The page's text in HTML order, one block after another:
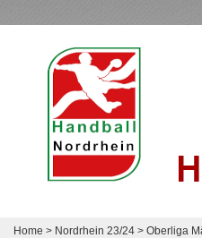
Home > Nordrhein 23/24 > Oberliga